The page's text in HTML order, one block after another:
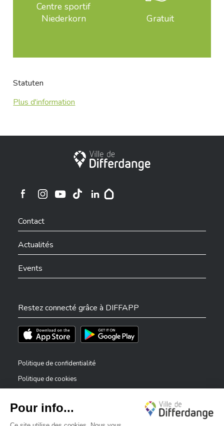
Centre sportif
Niederkorn
Gratuit
Statuten
Plus d'information
Ville de Differdange
Ville de Differdange sur Instagram
Contact
Actualités
Events
Restez connecté grâce à DIFFAPP
Téléchargez l'app sur l'App StoreTéléchargez l'app sur Play Store
Politique de confidentialité
Politique de cookies
Déclaration d’accessibilité
✕